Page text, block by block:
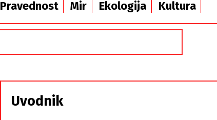
Pravednost Mir Ekologija Kultura
Uvodnik